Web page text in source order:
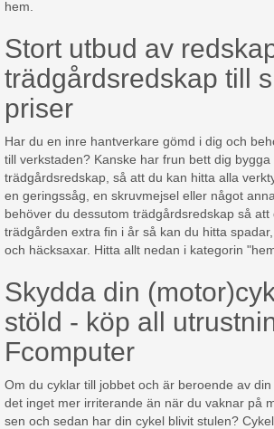
hem.
Stort utbud av
trädgårdsredskap till
priser
Har du en inre hantverkare gömd i dig och
till verkstaden? Kanske har frun bett dig
trädgårdsredskap, så att du kan hitta alla
en geringssåg, en skruvmejsel eller något
behöver du dessutom trädgårdsredskap så att
trädgården extra fin i år så kan du hitta
och häcksaxar. Hitta allt nedan i kategorin
Skydda din
stöld - köp all
Fcomputer
Om du cyklar till jobbet och är beroende av
det inget mer irriterande än när du vaknar på
sen och sedan har din cykel blivit stulen?